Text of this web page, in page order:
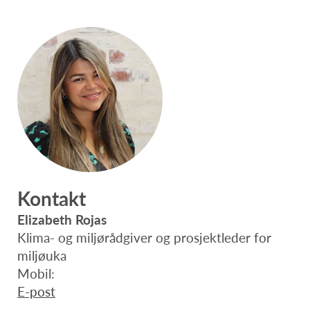
Kontakt
Elizabeth Rojas
Klima- og miljørådgiver og prosjektleder for
miljøuka
Mobil:
E-post